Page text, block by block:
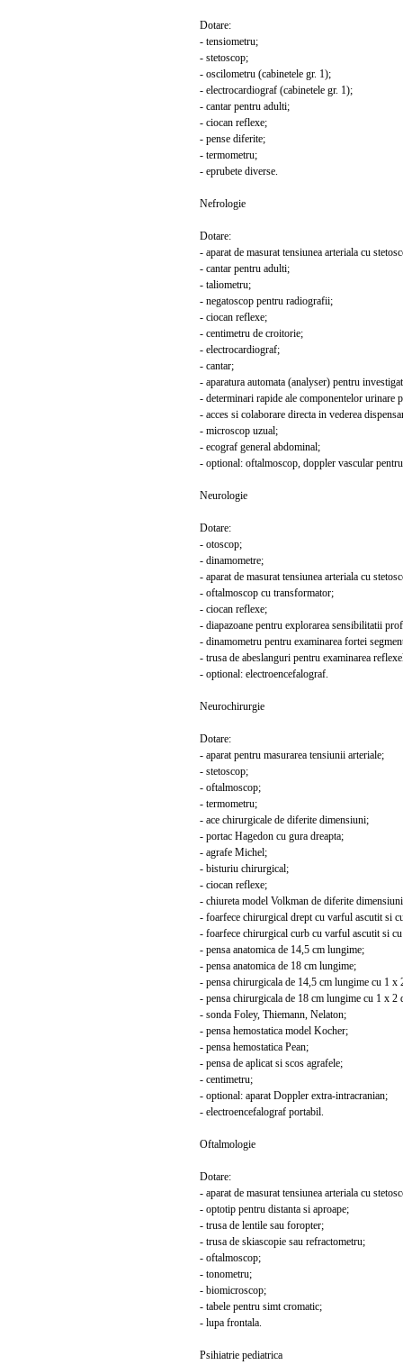
Dotare:
- tensiometru;
- stetoscop;
- oscilometru (cabinetele gr. 1);
- electrocardiograf (cabinetele gr. 1);
- cantar pentru adulti;
- ciocan reflexe;
- pense diferite;
- termometru;
- eprubete diverse.
Nefrologie
Dotare:
- aparat de masurat tensiunea arteriala cu
- cantar pentru adulti;
- taliometru;
- negatoscop pentru radiografii;
- ciocan reflexe;
- centimetru de croitorie;
- electrocardiograf;
- cantar;
- aparatura automata (analyser) pentru
- determinari rapide ale componentelor urinare
- acces si colaborare directa in vederea
- microscop uzual;
- ecograf general abdominal;
- optional: oftalmoscop, doppler vascular
Neurologie
Dotare:
- otoscop;
- dinamometre;
- aparat de masurat tensiunea arteriala cu
- oftalmoscop cu transformator;
- ciocan reflexe;
- diapazoane pentru explorarea sensibilitatii
- dinamometru pentru examinarea fortei
- trusa de abeslanguri pentru examinarea
- optional: electroencefalograf.
Neurochirurgie
Dotare:
- aparat pentru masurarea tensiunii arteriale;
- stetoscop;
- oftalmoscop;
- termometru;
- ace chirurgicale de diferite dimensiuni;
- portac Hagedon cu gura dreapta;
- agrafe Michel;
- bisturiu chirurgical;
- ciocan reflexe;
- chiureta model Volkman de diferite
- foarfece chirurgical drept cu varful ascutit si
- foarfece chirurgical curb cu varful ascutit si
- pensa anatomica de 14,5 cm lungime;
- pensa anatomica de 18 cm lungime;
- pensa chirurgicala de 14,5 cm lungime cu 1 x
- pensa chirurgicala de 18 cm lungime cu 1 x 2
- sonda Foley, Thiemann, Nelaton;
- pensa hemostatica model Kocher;
- pensa hemostatica Pean;
- pensa de aplicat si scos agrafele;
- centimetru;
- optional: aparat Doppler extra-intracranian;
- electroencefalograf portabil.
Oftalmologie
Dotare:
- aparat de masurat tensiunea arteriala cu
- optotip pentru distanta si aproape;
- trusa de lentile sau foropter;
- trusa de skiascopie sau refractometru;
- oftalmoscop;
- tonometru;
- biomicroscop;
- tabele pentru simt cromatic;
- lupa frontala.
Psihiatrie pediatrica